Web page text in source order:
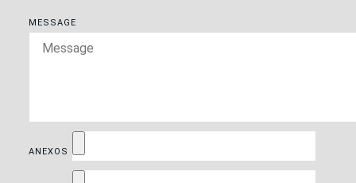
MESSAGE
ANEXOS